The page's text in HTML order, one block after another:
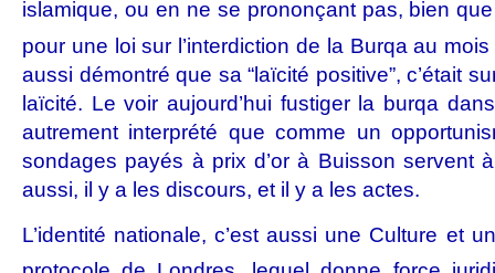
islamique, ou en ne se prononçant pas, bien
pour une loi sur l’interdiction de la Burqa au
aussi démontré que sa “laïcité positive”, c’était
laïcité. Le voir aujourd’hui fustiger la burqa
autrement interprété que comme un
sondages payés à prix d’or à Buisson servent
aussi, il y a les discours, et il y a les actes.
L’identité nationale, c’est aussi une Culture et